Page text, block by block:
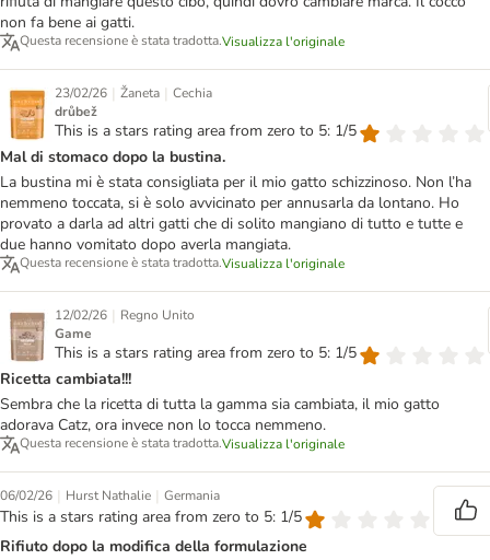
non fa bene ai gatti.
Questa recensione è stata tradotta.Visualizza l'originale
23/02/26 | Žaneta | Cechia
drůbež
This is a stars rating area from zero to 5: 1/5
Mal di stomaco dopo la bustina.
La bustina mi è stata consigliata per il mio gatto schizzinoso. Non l’ha
nemmeno toccata, si è solo avvicinato per annusarla da lontano. Ho
provato a darla ad altri gatti che di solito mangiano di tutto e tutte e
due hanno vomitato dopo averla mangiata.
Questa recensione è stata tradotta.Visualizza l'originale
12/02/26 | Regno Unito
Game
This is a stars rating area from zero to 5: 1/5
Ricetta cambiata!!!
Sembra che la ricetta di tutta la gamma sia cambiata, il mio gatto
adorava Catz, ora invece non lo tocca nemmeno.
Questa recensione è stata tradotta.Visualizza l'originale
06/02/26 | Hurst Nathalie | Germania
This is a stars rating area from zero to 5: 1/5
Rifiuto dopo la modifica della formulazione